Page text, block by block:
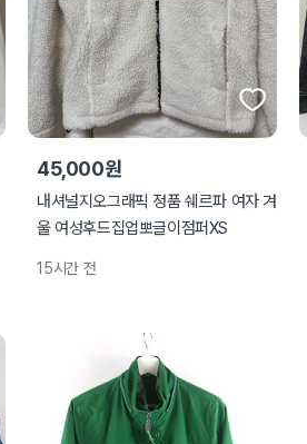
45,000원
내셔널지오그래픽 정품 쉐르파 여자 겨
울 여성후드집업뽀글이점퍼XS
15시간 전